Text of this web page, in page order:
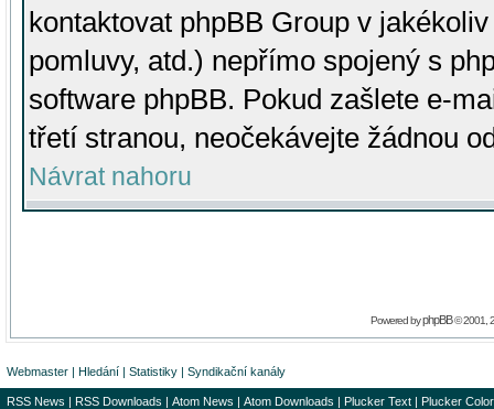
kontaktovat phpBB Group v
pomluvy, atd.) nepřímo spojený s
software phpBB. Pokud zašlete e-
třetí stranou, neočekávejte žádnou
Návrat nahoru
Powered byphpBB© 2001,
Webmaster | Hledání | Statistiky | Syndikační kanály
RSS News | RSS Downloads | Atom News | Atom Downloads | Plucker Text | Plucker Color